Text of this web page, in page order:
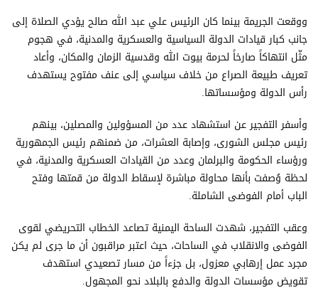
ووقعت الجريمة بينما كان الرئيس علي عبد الله صالح يؤدي الصلاة إلى
جانب كبار قيادات الدولة السياسية والعسكرية والمدنية، في هجوم
مثّل انتهاكاً صارخاً لحرمة بيوت الله وقدسية الزمان والمكان، وأعاد
تعريف طبيعة الصراع من خلاف سياسي إلى عنف مفتوح يستهدف
رأس الدولة ومؤسساتها.
وأسفر التفجير عن استشهاد عدد من المسؤولين والمصلين، بينهم
رئيس مجلس الشورى، وإصابة العشرات، من ضمنهم رئيس الجمهورية
ورؤساء الحكومة والبرلمان وعدد من القيادات العسكرية والمدنية، في
لحظة وُصفت بأنها محاولة مباشرة لإسقاط الدولة من قمتها وفتح
الباب أمام الفوضى الشاملة.
وعقب التفجير، شهدت الساحة اليمنية تصاعد الخطاب التحريضي لقوى
الفوضى والانقلاب في الساحات، حيث اعتبر مراقبون أن ما جرى لم يكن
مجرد عمل إرهابي معزول، بل جزءاً من مسار تصعيدي استهدف
تقويض مؤسسات الدولة والدفع بالبلاد نحو المجهول.